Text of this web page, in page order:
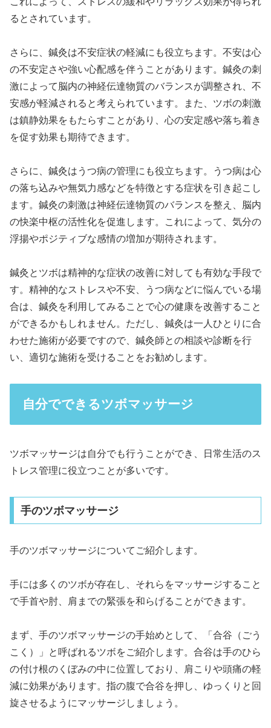
るとされています。
さらに、鍼灸は不安症状の軽減にも役立ちます。不安は心
の不安定さや強い心配感を伴うことがあります。鍼灸の刺
激によって脳内の神経伝達物質のバランスが調整され、不
安感が軽減されると考えられています。また、ツボの刺激
は鎮静効果をもたらすことがあり、心の安定感や落ち着き
を促す効果も期待できます。
さらに、鍼灸はうつ病の管理にも役立ちます。うつ病は心
の落ち込みや無気力感などを特徴とする症状を引き起こし
ます。鍼灸の刺激は神経伝達物質のバランスを整え、脳内
の快楽中枢の活性化を促進します。これによって、気分の
浮揚やポジティブな感情の増加が期待されます。
鍼灸とツボは精神的な症状の改善に対しても有効な手段で
す。精神的なストレスや不安、うつ病などに悩んでいる場
合は、鍼灸を利用してみることで心の健康を改善すること
ができるかもしれません。ただし、鍼灸は一人ひとりに合
わせた施術が必要ですので、鍼灸師との相談や診断を行
い、適切な施術を受けることをお勧めします。
自分でできるツボマッサージ
ツボマッサージは自分でも行うことができ、日常生活のス
トレス管理に役立つことが多いです。
手のツボマッサージ
手のツボマッサージについてご紹介します。
手には多くのツボが存在し、それらをマッサージすること
で手首や肘、肩までの緊張を和らげることができます。
まず、手のツボマッサージの手始めとして、「合谷（ごう
こく）」と呼ばれるツボをご紹介します。合谷は手のひら
の付け根のくぼみの中に位置しており、肩こりや頭痛の軽
減に効果があります。指の腹で合谷を押し、ゆっくりと回
旋させるようにマッサージしましょう。